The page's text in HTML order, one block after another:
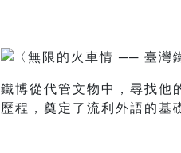
鐵博從代管文物中，尋找他
歷程，奠定了流利外語的基